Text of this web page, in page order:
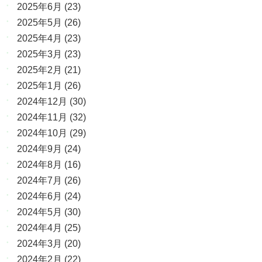
2025年6月 (23)
2025年5月 (26)
2025年4月 (23)
2025年3月 (23)
2025年2月 (21)
2025年1月 (26)
2024年12月 (30)
2024年11月 (32)
2024年10月 (29)
2024年9月 (24)
2024年8月 (16)
2024年7月 (26)
2024年6月 (24)
2024年5月 (30)
2024年4月 (25)
2024年3月 (20)
2024年2月 (22)